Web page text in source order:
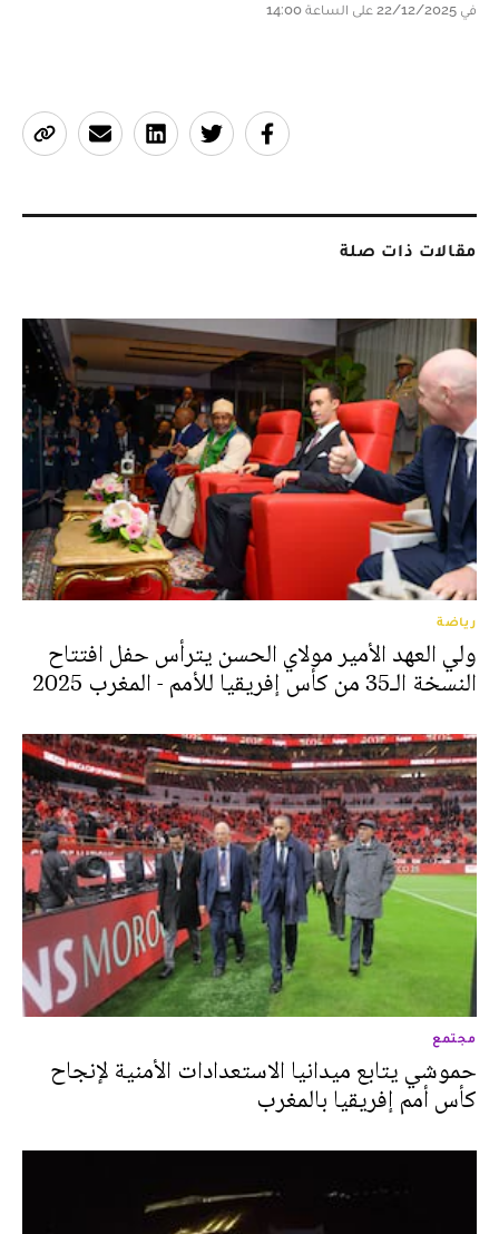
في 22/12/2025 على الساعة 14:00
مقالات ذات صلة
رياضة
ولي العهد الأمير مولاي الحسن يترأس حفل افتتاح
النسخة الـ35 من كأس إفريقيا للأمم - المغرب 2025
مجتمع
حموشي يتابع ميدانيا الاستعدادات الأمنية لإنجاح
كأس أمم إفريقيا بالمغرب